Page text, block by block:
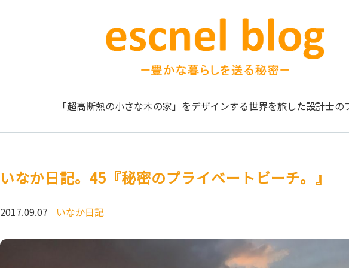
「超高断熱の小さな木の家」をデザインする世界を旅した設計士の
いなか日記。45『秘密のプライベートビーチ。』
2017.09.07 いなか日記